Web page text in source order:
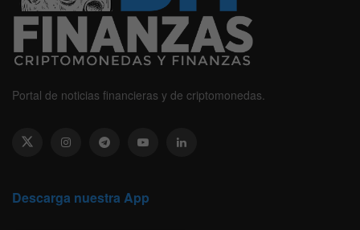
Portal de noticias financieras y de criptomonedas.
Descarga nuestra App